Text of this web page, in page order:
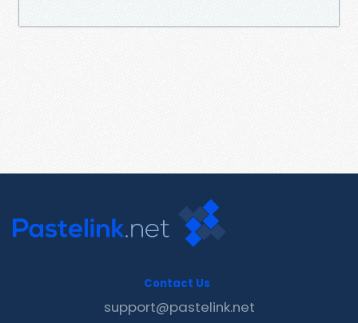
Contact Us
support@pastelink.net